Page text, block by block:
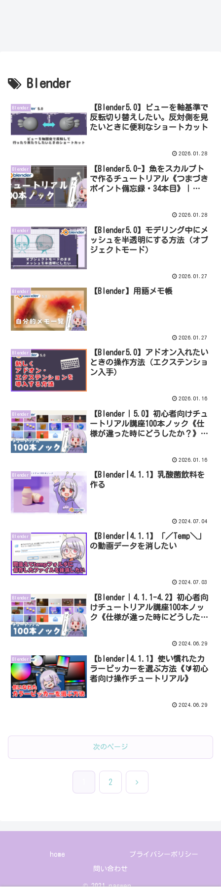
Blender
Blender
【Blender5.0】ビューを軸基準で
反転切り替えしたい。反対側を見
たいときに便利なショートカット
2026.01.28
Blender
【Blender5.0-】魚をスカルプト
で作るチュートリアル《つまづき
ポイント備忘録・34本目》｜
2026.01.28
Blender
【Blender5.0】モデリング中にメ
ッシュを半透明にする方法（オブ
ジェクトモード）
2026.01.27
Blender 【Blender】用語メモ帳
2026.01.27
Blender
【Blender5.0】アドオン入れたい
ときの操作方法（エクステンショ
ン入手）
2026.01.16
Blender
【Blender｜5.0】初心者向けチュ
ートリアル講座100本ノック《仕
様が違った時にどうしたか？》33
2026.01.16
Blender
【Blender|4.1.1】乳酸菌飲料を
作る
2024.07.04
Blender
【Blender|4.1.1】「／Temp＼」
の動画データを消したい
2024.07.03
Blender
【Blender｜4.1.1-4.2】初心者向
けチュートリアル講座100本ノッ
ク《仕様が違った時にどうした
2024.06.29
Blender
【blender|4.1.1】使い慣れたカ
ラーピッカーを選ぶ方法《🔰初心
者向け操作チュートリアル》
2024.06.29
次のページ
2 次
home プライバシーポリシー
問い合わせ